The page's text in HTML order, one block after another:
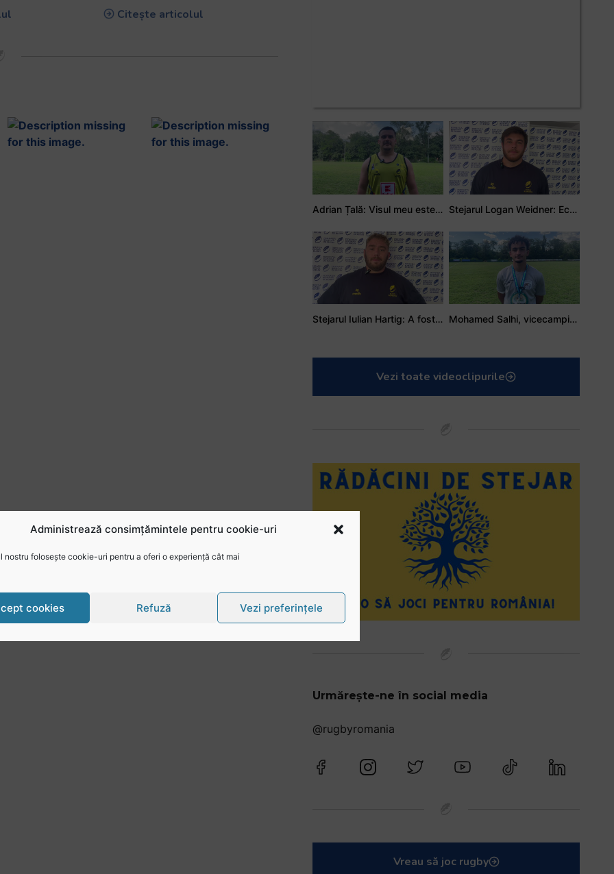
Administrează consimțămintele pentru cookie-uri
nostru folosește cookie-uri pentru a oferi o experiență cât mai
cookies Refuză Vezi preferințele
Citește articolul
Adrian Țală: Visul meu este să debutez pentru România Stejarul Logan Weidner: Echipa a muncit mult, iar asta se va vedea în meciurile de la Nations Cup
Stejarul Iulian Hartig: A fost un turneu care a unit mai mult echipa Mohamed Salhi, vicecampion național juniori I: Rugby-ul te învață să accepți și înfrângerile
Vezi toate videoclipurile
Urmărește-ne în social media
@rugbyromania
Vreau să joc rugby